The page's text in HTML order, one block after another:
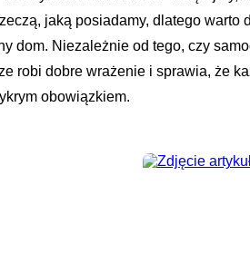
jaką posiadamy, dlatego warto
dom. Niezależnie od tego, czy
robi dobre wrażenie i sprawia, że
obowiązkiem.